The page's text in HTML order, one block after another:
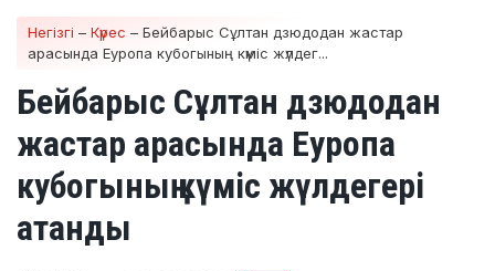
Негізгі – Күрес – Бейбарыс Сұлтан дзюдодан жастар
арасында Еуропа кубогының күміс жүлдег...
Бейбарыс Сұлтан дзюдодан
жастар арасында Еуропа
кубогының күміс жүлдегері
атанды